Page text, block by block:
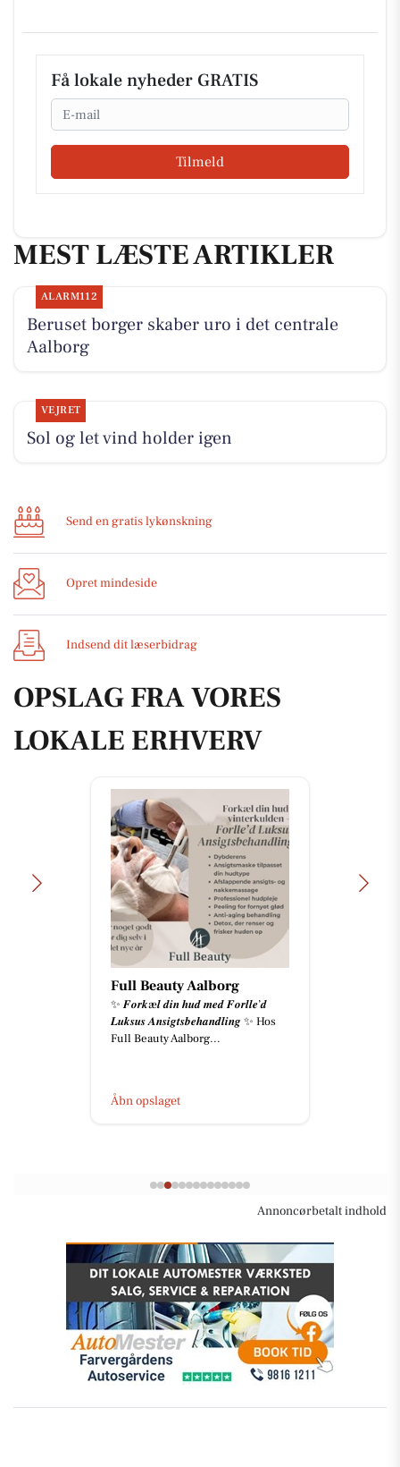
Få lokale nyheder GRATIS
Email
Tilmeld
MEST LÆSTE ARTIKLER
ALARM112
Beruset borger skaber uro i det centrale
Aalborg
VEJRET
Sol og let vind holder igen
Send en gratis lykønskning
Opret mindeside
Indsend dit læserbidrag
OPSLAG FRA VORES
LOKALE ERHVERV
Full Beauty Aalborg
✨ 𝑭𝒐𝒓𝒌æ𝒍 𝒅𝒊𝒏 𝒉𝒖𝒅 𝒎𝒆𝒅 𝑭𝒐𝒓𝒍𝒍𝒆’𝒅
𝑳𝒖𝒌𝒔𝒖𝒔 𝑨𝒏𝒔𝒊𝒈𝒕𝒔𝒃𝒆𝒉𝒂𝒏𝒅𝒍𝒊𝒏𝒈 ✨ Hos
Full Beauty Aalborg...
Åbn opslaget
Annoncørbetalt indhold